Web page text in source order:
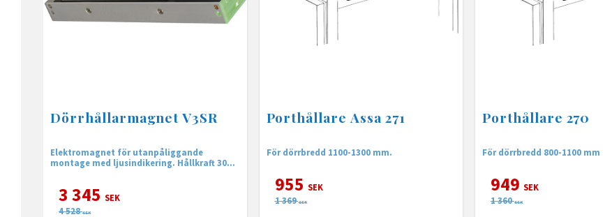
Dörrhållarmagnet V3SR
Elektromagnet för utanpåliggande
montage med ljusindikering. Hållkraft 300
3 345 SEK
4 528 SEK
Porthållare Assa 271
För dörrbredd 1100-1300 mm.
955 SEK
1 369 SEK
Porthållare 270
För dörrbredd 800-1100 mm
949 SEK
1 360 SEK